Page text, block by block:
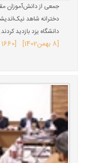
جمعی از دانش‌آموزان
دانشگاه یزد بازدید کردند.
[8 بهمن 1402] [1660 بازدید]